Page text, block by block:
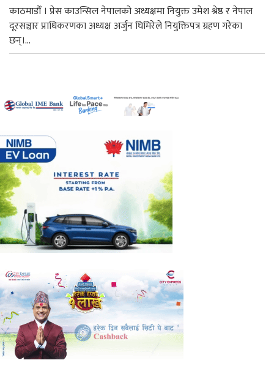
काठमाडौँ । प्रेस काउन्सिल नेपालको अध्यक्षमा नियुक्त उमेश श्रेष्ठ र नेपाल
दूरसञ्चार प्राधिकरणका अध्यक्ष अर्जुन घिमिरेले नियुक्तिपत्र ग्रहण गरेका
छन्।...